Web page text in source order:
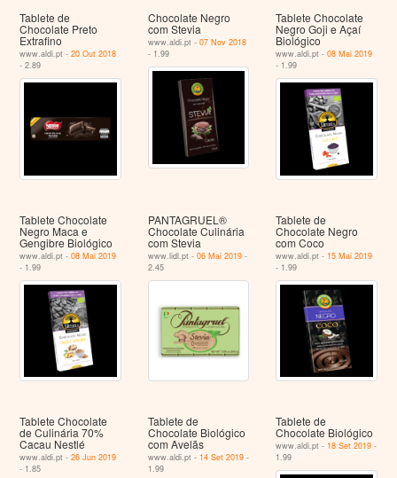
Tablete de
Chocolate Preto
Extrafino
www.aldi.pt -20 Out 2018
- 2.89
Chocolate Negro
com Stevia
www.aldi.pt - 07 Nov 2018
- 1.99
Tablete Chocolate
Negro Goji e Açaí
Biológico
www.aldi.pt -08 Mai 2019
- 1.99
Tablete Chocolate
Negro Maca e
Gengibre Biológico
www.aldi.pt -08 Mai 2019
- 1.99
PANTAGRUEL®
Chocolate Culinária
com Stevia
www.lidl.pt - 06 Mai 2019-
2.45
Tablete de
Chocolate Negro
com Coco
www.aldi.pt - 15 Mai 2019
- 1.99
Tablete Chocolate
de Culinária 70%
Cacau Nestlé
www.aldi.pt -26 Jun 2019
- 1.85
Tablete de
Chocolate Biológico
com Avelãs
www.aldi.pt - 14 Set 2019-
1.99
Tablete de
Chocolate Biológico
www.aldi.pt - 18 Set 2019 -
1.99